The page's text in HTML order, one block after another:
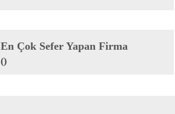
En Çok Sefer Yapan Firma
()